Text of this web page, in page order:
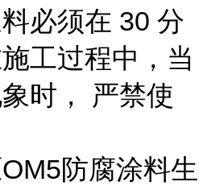
必须在 30 分
工过程中，当
时， 严禁使
防腐涂料生